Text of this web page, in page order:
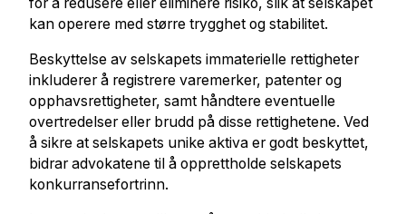
for å redusere eller eliminere risiko, slik at selskapet
kan operere med større trygghet og stabilitet.
Beskyttelse av selskapets immaterielle rettigheter
inkluderer å registrere varemerker, patenter og
opphavsrettigheter, samt håndtere eventuelle
overtredelser eller brudd på disse rettighetene. Ved
å sikre at selskapets unike aktiva er godt beskyttet,
bidrar advokatene til å opprettholde selskapets
konkurransefortrinn.